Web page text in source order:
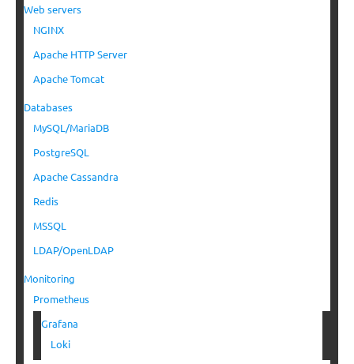
Web servers
NGINX
Apache HTTP Server
Apache Tomcat
Databases
MySQL/MariaDB
PostgreSQL
Apache Cassandra
Redis
MSSQL
LDAP/OpenLDAP
Monitoring
Prometheus
Grafana
Loki